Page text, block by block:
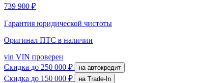
739 900 ₽
Гарантия юридической чистоты
Оригинал ПТС в наличии
vin VIN проверен
Скидка до 250 000 ₽ на автокредит
Скидка до 150 000 ₽
на Trade-In